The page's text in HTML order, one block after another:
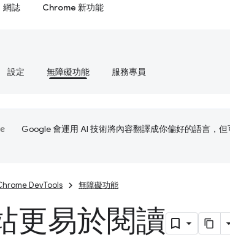
網誌 Chrome 新功能
設定 無障礙功能 服務專員
Google 會運用 AI 技術將內容翻譯成你偏好的語言，但
DevTools 無障礙功能
更易於閱讀